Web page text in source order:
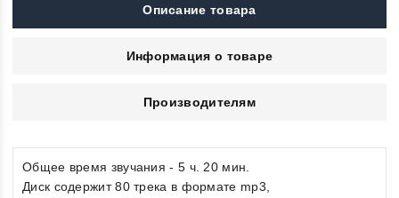
Описание товара
Информация о товаре
Производителям
Общее время звучания - 5 ч. 20 мин.
Диск содержит 80 трека в формате mp3,